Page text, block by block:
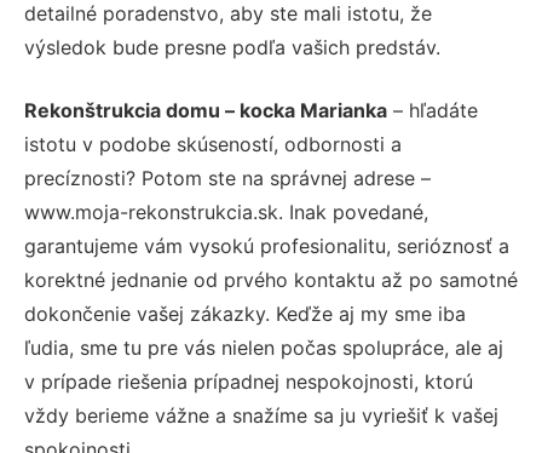
detailné poradenstvo, aby ste mali istotu, že
výsledok bude presne podľa vašich predstáv.
Rekonštrukcia domu – kocka Marianka – hľadáte
istotu v podobe skúseností, odbornosti a
precíznosti? Potom ste na správnej adrese –
www.moja-rekonstrukcia.sk. Inak povedané,
garantujeme vám vysokú profesionalitu, serióznosť a
korektné jednanie od prvého kontaktu až po samotné
dokončenie vašej zákazky. Keďže aj my sme iba
ľudia, sme tu pre vás nielen počas spolupráce, ale aj
v prípade riešenia prípadnej nespokojnosti, ktorú
vždy berieme vážne a snažíme sa ju vyriešiť k vašej